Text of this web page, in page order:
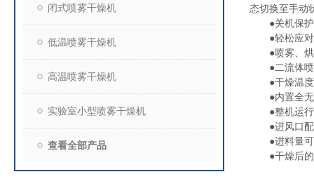
闭式喷雾干燥机
低温喷雾干燥机
高温喷雾干燥机
实验室小型喷雾干燥机
查看全部产品
态切换至手动
●关机保护
●轻松应对
●喷雾、烘
●二流体喷
●干燥温度
●内置全无
●整机运行
●进风口配
●进料量可
●干燥后的